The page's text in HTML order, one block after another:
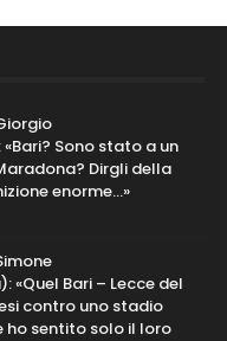
Sono stato a un
Dirgli della
enorme…»
«Quel Bari – Lecce del
contro uno stadio
ho sentito solo il loro